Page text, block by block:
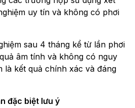
uy tín và không có phơi
sau 4 tháng kể từ lần phơi
âm tính và không có nguy
là kết quả chính xác và đáng
đặc biệt lưu ý